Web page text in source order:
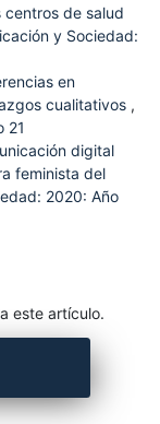
centros de salud
y Sociedad:
en
cualitativos ,
21
digital
feminista del
2020: Año
este artículo.